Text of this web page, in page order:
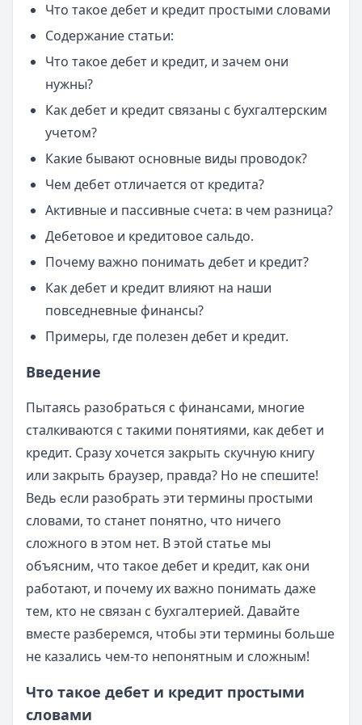
Что такое дебет и кредит простыми словами
Содержание статьи:
Что такое дебет и кредит, и зачем они
нужны?
Как дебет и кредит связаны с бухгалтерским
учетом?
Какие бывают основные виды проводок?
Чем дебет отличается от кредита?
Активные и пассивные счета: в чем разница?
Дебетовое и кредитовое сальдо.
Почему важно понимать дебет и кредит?
Как дебет и кредит влияют на наши
повседневные финансы?
Примеры, где полезен дебет и кредит.
Введение
Пытаясь разобраться с финансами, многие
сталкиваются с такими понятиями, как дебет и
кредит. Сразу хочется закрыть скучную книгу
или закрыть браузер, правда? Но не спешите!
Ведь если разобрать эти термины простыми
словами, то станет понятно, что ничего
сложного в этом нет. В этой статье мы
объясним, что такое дебет и кредит, как они
работают, и почему их важно понимать даже
тем, кто не связан с бухгалтерией. Давайте
вместе разберемся, чтобы эти термины больше
не казались чем-то непонятным и сложным!
Что такое дебет и кредит простыми
словами